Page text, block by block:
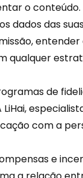
o conteúdo.
dados das
entender
qualquer
de
LiHai,
com a
e